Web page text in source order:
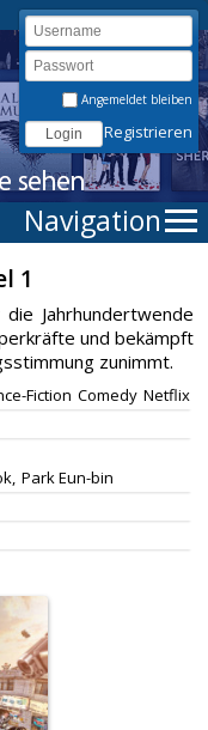
Angemeldet bleiben
Registrieren
Navigation
1
Jahrhundertwende
und bekämpft
zunimmt.
Fiction Comedy Netflix
Park Eun-bin